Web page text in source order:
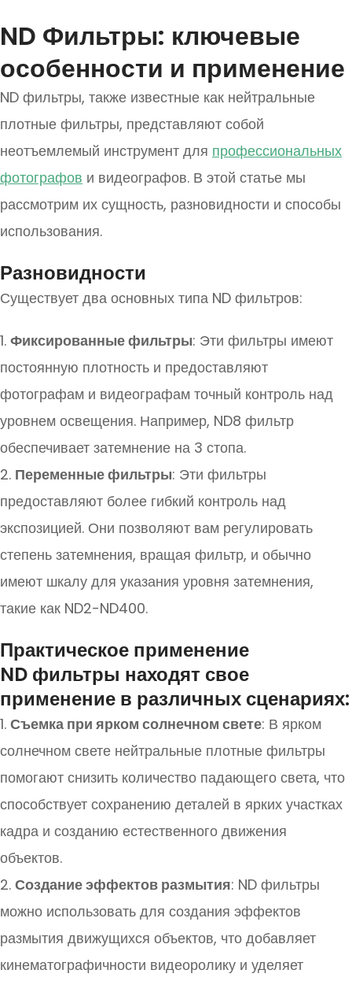
ND Фильтры: ключевые
особенности и применение
ND фильтры, также известные как нейтральные
плотные фильтры, представляют собой
неотъемлемый инструмент для профессиональных
фотографов и видеографов. В этой статье мы
рассмотрим их сущность, разновидности и способы
использования.
Разновидности
Существует два основных типа ND фильтров:
1. Фиксированные фильтры: Эти фильтры имеют
постоянную плотность и предоставляют
фотографам и видеографам точный контроль над
уровнем освещения. Например, ND8 фильтр
обеспечивает затемнение на 3 стопа.
2. Переменные фильтры: Эти фильтры
предоставляют более гибкий контроль над
экспозицией. Они позволяют вам регулировать
степень затемнения, вращая фильтр, и обычно
имеют шкалу для указания уровня затемнения,
такие как ND2-ND400.
Практическое применение
ND фильтры находят свое
применение в различных сценариях:
1. Съемка при ярком солнечном свете: В ярком
солнечном свете нейтральные плотные фильтры
помогают снизить количество падающего света, что
способствует сохранению деталей в ярких участках
кадра и созданию естественного движения
объектов.
2. Создание эффектов размытия: ND фильтры
можно использовать для создания эффектов
размытия движущихся объектов, что добавляет
кинематографичности видеоролику и уделяет